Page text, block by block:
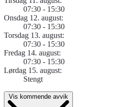
07:30 - 15:30
Onsdag 12. august:
07:30 - 15:30
Torsdag 13. august:
07:30 - 15:30
Fredag 14. august:
07:30 - 15:30
Lørdag 15. august:
Stengt
Vis kommende avvik